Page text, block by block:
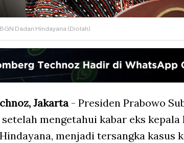
Dadan Hindayana (Diolah)
Jakarta- Presiden Prabowo
mengetahui kabar eks kepala
Hindayana, menjadi tersangka kasus